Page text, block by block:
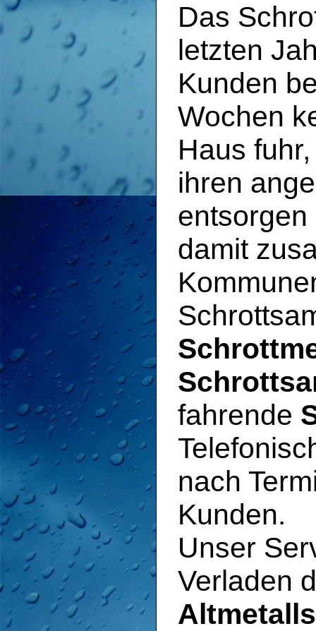
Das
letzten
Kunden
Wochen
Haus
ihren
damit
fahrende
nach
Kunden.
Unser
Verladen
Altmetalls